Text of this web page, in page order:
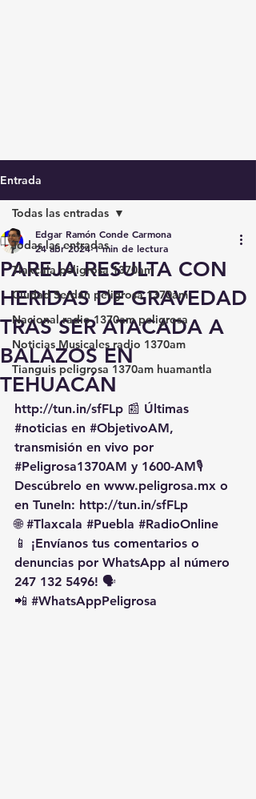
Entrada
Todas las entradas
Tlaxcala peligrosa 1370am
Ciudad Serdán peligrosa 1370am
Nacional radio 1370am peligrosa
Noticias Musicales radio 1370am
Tianguis peligrosa 1370am huamantla
Todas las entradas
PAREJA RESULTA CON
HERIDAS DE GRAVEDAD
TRAS SER ATACADA A
BALAZOS EN
TEHUACÁN
Edgar Ramón Conde Carmona
24 abr 2024 1 min de lectura
http://tun.in/sfFLp 📰 Últimas
#noticias en #ObjetivoAM,
transmisión en vivo por
#Peligrosa1370AM y 1600-AM🎙️
Descúbrelo en www.peligrosa.mx o
en TuneIn: http://tun.in/sfFLp
🌐 #Tlaxcala #Puebla #RadioOnline
📱 ¡Envíanos tus comentarios o
denuncias por WhatsApp al número
247 132 5496! 🗣️
📲 #WhatsAppPeligrosa